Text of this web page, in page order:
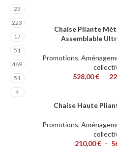
23
223
17
51
469
51
4
CHOIX DES OPTIONS
Chaise Pliante
Assemblable
Promotions,
528,00€ –
CHOIX DES OPTIONS
Chaise Haute
Promotions,
210,00€ –